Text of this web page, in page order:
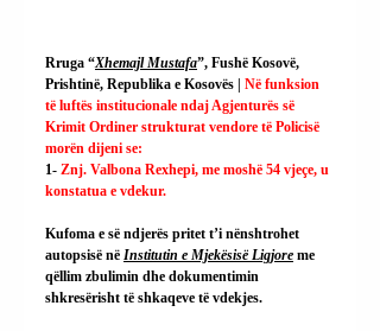
Rruga “Xhemajl Mustafa”, Fushë Kosovë,
Prishtinë, Republika e Kosovës | Në funksion
të luftës institucionale ndaj Agjenturës së
Krimit Ordiner strukturat vendore të Policisë
morën dijeni se:
1- Znj. Valbona Rexhepi, me moshë 54 vjeçe, u
konstatua e vdekur.
Kufoma e së ndjerës pritet t’i nënshtrohet
autopsisë në Institutin e Mjekësisë Ligjore me
qëllim zbulimin dhe dokumentimin
shkresërisht të shkaqeve të vdekjes.